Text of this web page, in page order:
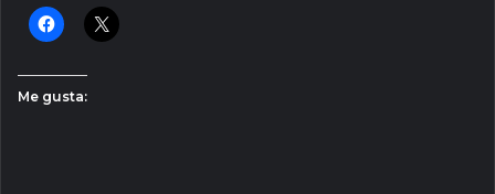
Me gusta: